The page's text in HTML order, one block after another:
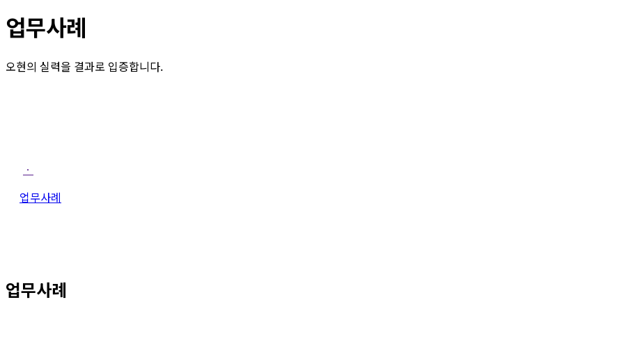
업무사례
오현의 실력을 결과로 입증합니다.
ㆍ
업무사례
업무사례